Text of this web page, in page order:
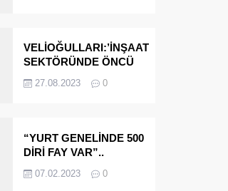
VELİOĞULLARI:’İNŞAAT
SEKTÖRÜNDE ÖNCÜ
EDECEĞİZ’
27.08.2023 0
“YURT GENELİNDE 500
DİRİ FAY VAR”..
ÇINARCIK..
07.02.2023 0